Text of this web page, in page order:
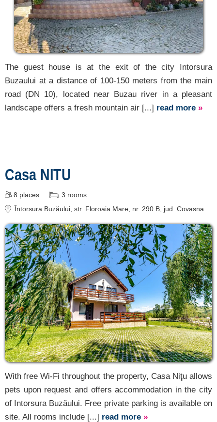
The guest house is at the exit of the city Intorsura
Buzaului at a distance of 100-150 meters from the main
road (DN 10), located near Buzau river in a pleasant
landscape offers a fresh mountain air [...] read more »
Casa NITU
8 places 3 rooms
Întorsura Buzăului , str. Floroaia Mare, nr. 290 B , jud. Covasna
With free Wi-Fi throughout the property, Casa Niţu allows
pets upon request and offers accommodation in the city
of Intorsura Buzăului. Free private parking is available on
site. All rooms include [...] read more »